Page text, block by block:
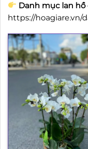
Danh mục lan hồ
https://hoagiare.vn/